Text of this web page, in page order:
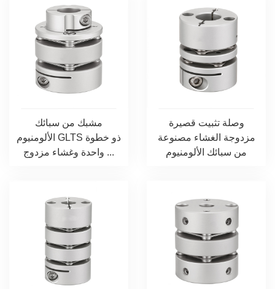
مشبك من سبائك
الألومنيوم GLTS ذو خطوة
واحدة وغشاء مزدوج ...
وصلة تثبيت قصيرة
مزدوجة الغشاء مصنوعة
من سبائك الألومنيوم